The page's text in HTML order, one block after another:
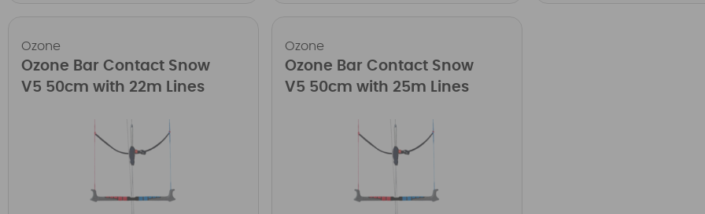
Ozone
Ozone Bar Contact Snow
V5 50cm with 22m Lines
Ozone
Ozone Bar Contact Snow
V5 50cm with 25m Lines